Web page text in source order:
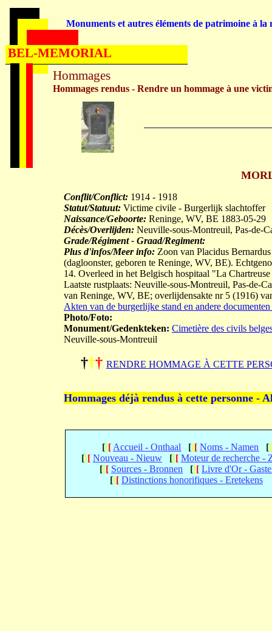
Conflit/Conflict: 1914 - 1918
Statut/Statuut: Victime civile - Burgerlijk slachtoffer
Naissance/Geboorte: Reninge, WV, BE 1883-05-29
Décès/Overlijden: Neuville-sous-Montreuil, Pas-de-
Grade/Régiment - Graad/Regiment:
Plus d'infos/Meer info: Zoon van Placidus
(dagloonster, geboren te Reninge, WV, BE).
14. Overleed in het Belgisch hospitaal "La
Laatste rustplaats: Neuville-sous-Montreuil, Pas-de-
van Reninge, WV, BE; overlijdensakte nr 5 (1916)
Akten van de burgerlijke stand en andere
Photo/Foto:
Monument/Gedenkteken: Cimetière des civils
Neuville-sous-Montreuil
††† RENDRE HOMMAGE À CETTE
Hommages déjà rendus à cette personne -
[[[ Accueil - Onthaal [[[ Noms - Namen [[
[[[ Nouveau - Nieuw [[[ Moteur de recherche -
[[[ Sources - Bronnen [[[ Livre d'Or -
[[[ Distinctions honorifiques - Eretekens
Hommages
Hommages rendus - Rendre un hommage à une
Monuments et autres éléments de patrimoine à la
BEL-MEMORIAL